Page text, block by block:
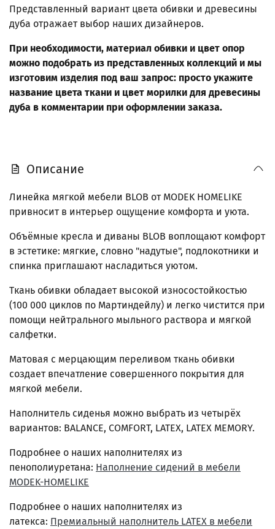
Представленный вариант цвета обивки и древесины
дуба отражает выбор наших дизайнеров.
При необходимости, материал обивки и цвет опор
можно подобрать из представленных коллекций и мы
изготовим изделия под ваш запрос: просто укажите
название цвета ткани и цвет морилки для древесины
дуба в комментарии при оформлении заказа.
Описание
Линейка мягкой мебели BLOB от MODEK HOMELIKE
привносит в интерьер ощущение комфорта и уюта.
Объёмные кресла и диваны BLOB воплощают комфорт
в эстетике: мягкие, словно "надутые", подлокотники и
спинка приглашают насладиться уютом.
Ткань обивки обладает высокой износостойкостью
(100 000 циклов по Мартиндейлу) и легко чистится при
помощи нейтрального мыльного раствора и мягкой
салфетки.
Матовая с мерцающим переливом ткань обивки
создает впечатление совершенного покрытия для
мягкой мебели.
Наполнитель сиденья можно выбрать из четырёх
вариантов: BALANCE, COMFORT, LATEX, LATEX MEMORY.
Подробнее о наших наполнителях из
пенополиуретана: Наполнение сидений в мебели
MODEK-HOMELIKE
Подробнее о наших наполнителях из
латекса: Премиальный наполнитель LATEX в мебели